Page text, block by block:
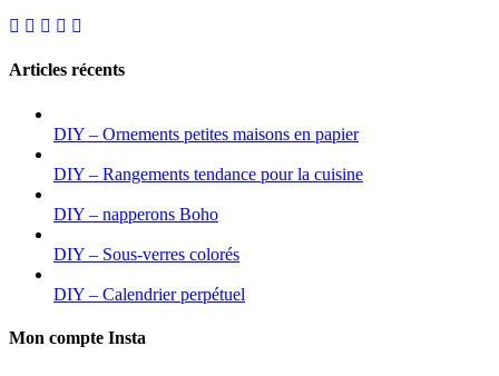
Articles récents
DIY – Ornements petites maisons en papier
DIY – Rangements tendance pour la cuisine
DIY – napperons Boho
DIY – Sous-verres colorés
DIY – Calendrier perpétuel
Mon compte Insta